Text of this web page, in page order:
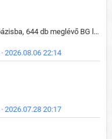
149 új BG lap került be az adatbázisba, 644 db meglévő BG lap módosult, bekerültek az új képek a megváltozott lapokhoz is.
2026.08.06 22:14
2026.07.28 20:17